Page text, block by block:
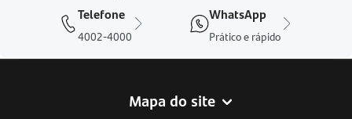
Telefone
4002-4000
WhatsApp
Prático e rápido
Mapa do site